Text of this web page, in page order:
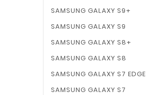
SAMSUNG GALAXY S9+
SAMSUNG GALAXY S9
SAMSUNG GALAXY S8+
SAMSUNG GALAXY S8
SAMSUNG GALAXY S7 EDGE
SAMSUNG GALAXY S7